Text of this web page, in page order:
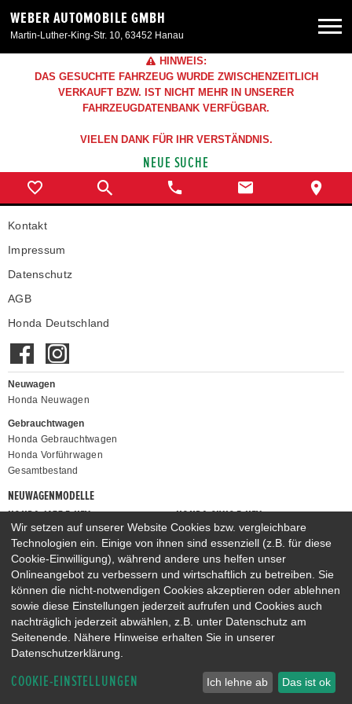
WEBER AUTOMOBILE GMBH
Martin-Luther-King-Str. 10, 63452 Hanau
Neuwagen
Angebote
Service & Zubehör
Unser Autohaus
HINWEIS:
DAS GESUCHTE FAHRZEUG WURDE ZWISCHENZEITLICH
VERKAUFT BZW. IST NICHT MEHR IN UNSERER
FAHRZEUGDATENBANK VERFÜGBAR.
VIELEN DANK FÜR IHR VERSTÄNDNIS.
NEUE SUCHE
Kontakt
Impressum
Datenschutz
AGB
Honda Deutschland
Neuwagen
Honda Neuwagen
Gebrauchtwagen
Honda Gebrauchtwagen
Honda Vorführwagen
Gesamtbestand
NEUWAGENMODELLE
HONDA JAZZ E:HEV
HONDA CIVIC E:HEV
HONDA PRELUDE E:HEV
HONDA HR-V E:HEV
HONDA ZR-V E:HEV
HONDA CR-V E:HEV & E:PHEV
Wir setzen auf unserer Website Cookies bzw. vergleichbare
Technologien ein. Einige von ihnen sind essenziell (z.B. für diese
Cookie-Einwilligung), während andere uns helfen unser
Onlineangebot zu verbessern und wirtschaftlich zu betreiben. Sie
können die nicht-notwendigen Cookies akzeptieren oder ablehnen
sowie diese Einstellungen jederzeit aufrufen und Cookies auch
nachträglich jederzeit abwählen, z.B. unter Datenschutz am
Seitenende. Nähere Hinweise erhalten Sie in unserer
Datenschutzerklärung.
COOKIE-EINSTELLUNGEN Ich lehne ab Das ist ok